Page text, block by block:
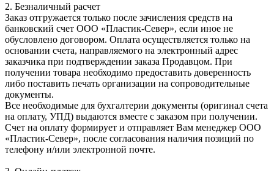
2. Безналичный расчет
Заказ отгружается только после зачисления средств на
банковский счет ООО «Пластик-Север», если иное не
обусловлено договором. Оплата осуществляется только на
основании счета, направляемого на электронный адрес
заказчика при подтверждении заказа Продавцом. При
получении товара необходимо предоставить доверенность
либо поставить печать организации на сопроводительные
документы.
Все необходимые для бухгалтерии документы (оригинал счета
на оплату, УПД) выдаются вместе с заказом при получении.
Счет на оплату формирует и отправляет Вам менеджер ООО
«Пластик-Север», после согласования наличия позиций по
телефону и/или электронной почте.